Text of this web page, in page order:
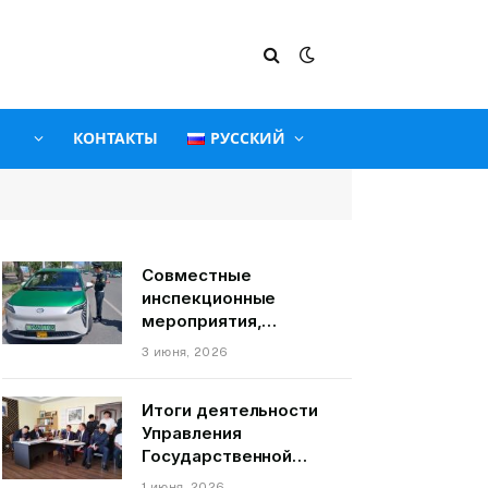
КОНТАКТЫ РУССКИЙ
Совместные
инспекционные
мероприятия,
связанные с
средствами на
территории города
Душанбе
3 июня, 2026
Итоги деятельности
Управления
Государственной
службы по надзору и